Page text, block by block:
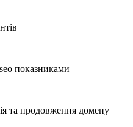
показниками
та продовження домену